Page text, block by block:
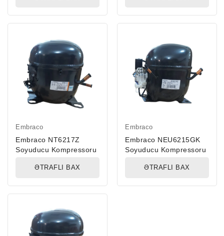
Embraco
Embraco NT6217Z
Soyuducu Kompressoru
ƏTRAFLI BAX
Embraco
Embraco NEU6215GK
Soyuducu Kompressoru
ƏTRAFLI BAX